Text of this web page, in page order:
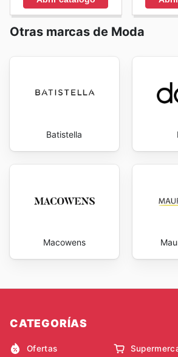
Otras marcas de Moda
Batistella
Macowens
CATEGORÍAS
Ofertas